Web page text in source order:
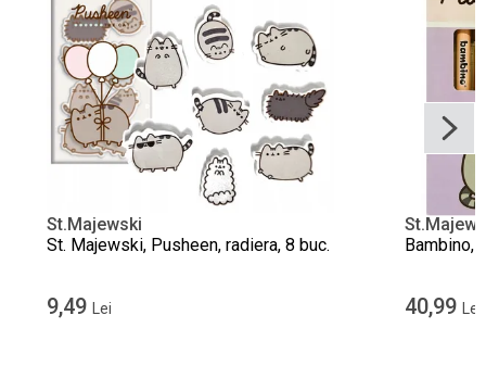
St.Majewski
St. Majewski, Pusheen, radiera, 8 buc.
9,49 Lei
Bambino,
40,99 Lei